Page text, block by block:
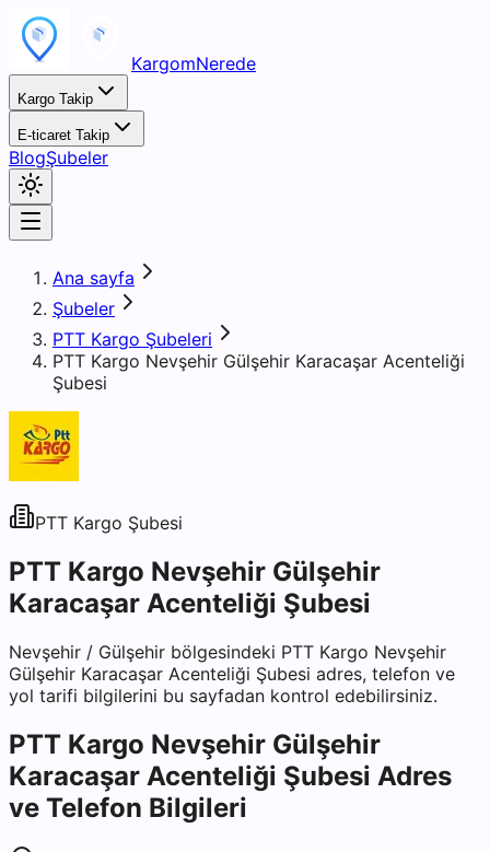
KargomNerede
Kargo Takip
E-ticaret Takip
BlogŞubeler
Ana sayfa
Şubeler
PTT Kargo Şubeleri
PTT Kargo Nevşehir Gülşehir Karacaşar Acenteliği
Şubesi
PTT Kargo Şubesi
PTT Kargo Nevşehir Gülşehir
Karacaşar Acenteliği Şubesi
Nevşehir / Gülşehir bölgesindeki PTT Kargo Nevşehir
Gülşehir Karacaşar Acenteliği Şubesi adres, telefon ve
yol tarifi bilgilerini bu sayfadan kontrol edebilirsiniz.
PTT Kargo Nevşehir Gülşehir
Karacaşar Acenteliği Şubesi Adres
ve Telefon Bilgileri